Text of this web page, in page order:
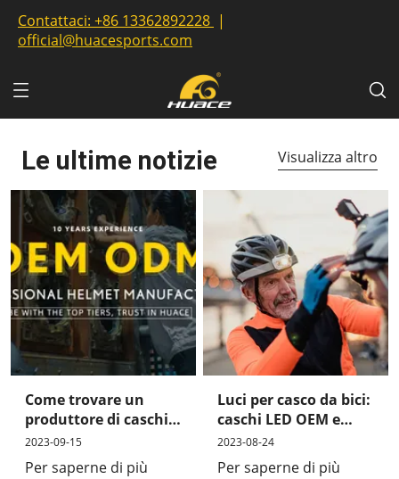
Contattaci: +86 13362892228 |
official@huacesports.com
Le ultime notizie Visualizza altro
Come trovare un
produttore di caschi
affidabile che offra il
servizio OEM?
2023-09-15
Per saperne di più
Luci per casco da bici:
caschi LED OEM e
ODM
2023-08-24
Per saperne di più